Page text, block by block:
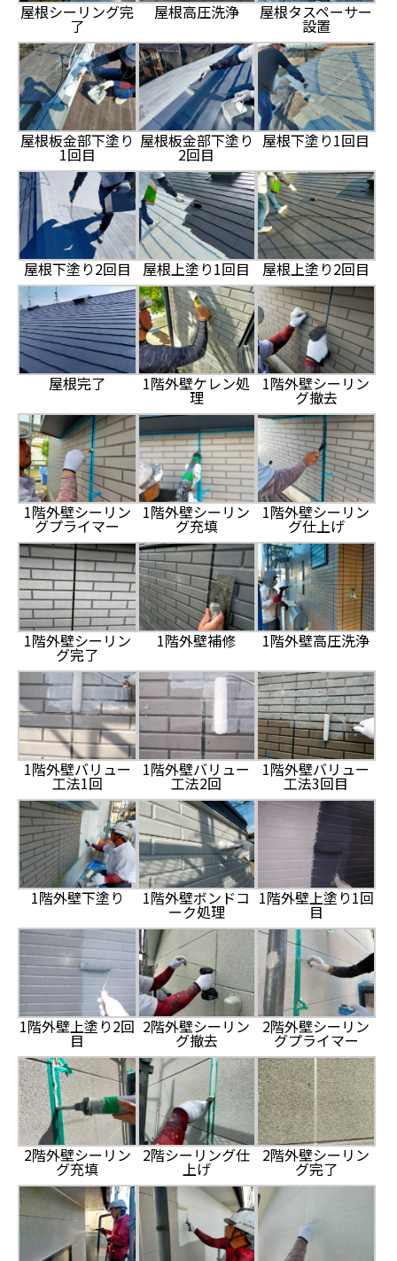
屋根シーリング完
了
屋根高圧洗浄 屋根タスペーサー
設置
屋根板金部下塗り
1回目
屋根板金部下塗り
2回目
屋根下塗り1回目
屋根下塗り2回目 屋根上塗り1回目 屋根上塗り2回目
屋根完了 1階外壁ケレン処
理
1階外壁シーリン
グ撤去
1階外壁シーリン
グプライマー
1階外壁シーリン
グ充填
1階外壁シーリン
グ仕上げ
1階外壁シーリン
グ完了
1階外壁補修 1階外壁高圧洗浄
1階外壁バリュー
工法1回
1階外壁バリュー
工法2回
1階外壁バリュー
工法3回目
1階外壁下塗り 1階外壁ボンドコ
ーク処理
1階外壁上塗り1回
目
1階外壁上塗り2回
目
2階外壁シーリン
グ撤去
2階外壁シーリン
グプライマー
2階外壁シーリン
グ充填
2階シーリング仕
上げ
2階外壁シーリン
グ完了